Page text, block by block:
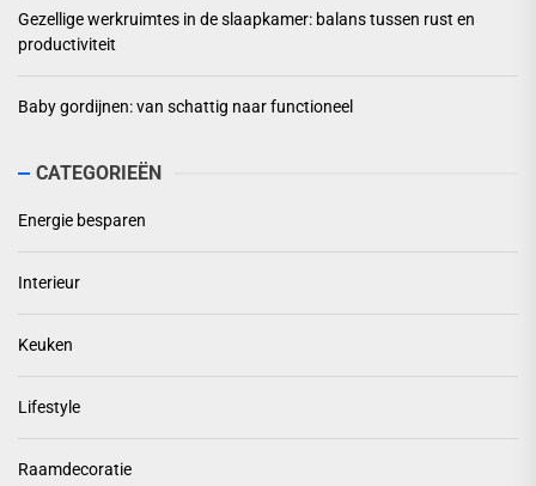
Gezellige werkruimtes in de slaapkamer: balans tussen rust en
productiviteit
Baby gordijnen: van schattig naar functioneel
CATEGORIEËN
Energie besparen
Interieur
Keuken
Lifestyle
Raamdecoratie